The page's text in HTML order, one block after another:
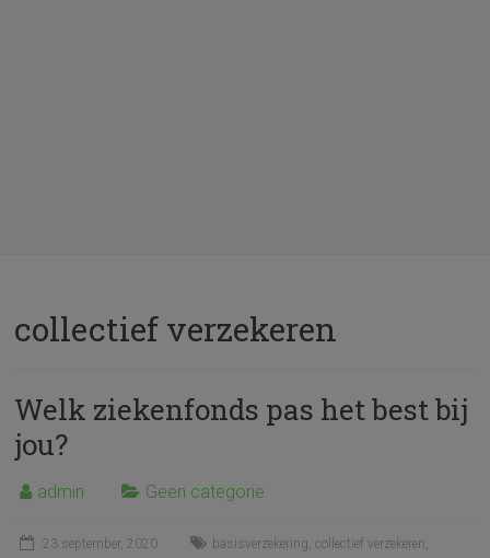
collectief verzekeren
Welk ziekenfonds pas het best bij
jou?
admin Geen categorie
23 september, 2020 basisverzekering,collectief verzekeren,